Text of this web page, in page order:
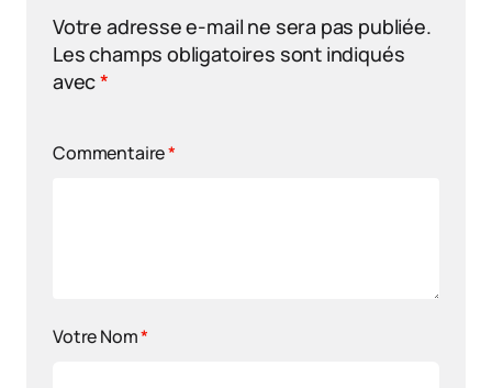
Votre adresse e-mail ne sera pas publiée.
Les champs obligatoires sont indiqués
avec*
Commentaire*
Votre Nom*